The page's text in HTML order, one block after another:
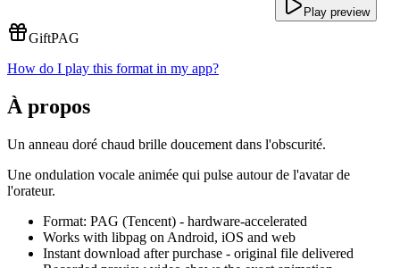
Play preview
GiftPAG
How do I play this format in my app?
À propos
Un anneau doré chaud brille doucement dans l'obscurité.
Une ondulation vocale animée qui pulse autour de l'avatar de
l'orateur.
Format: PAG (Tencent) - hardware-accelerated
Works with libpag on Android, iOS and web
Instant download after purchase - original file delivered